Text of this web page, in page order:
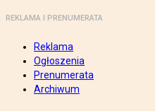
REKLAMA I PRENUMERATA
Reklama
Ogłoszenia
Prenumerata
Archiwum